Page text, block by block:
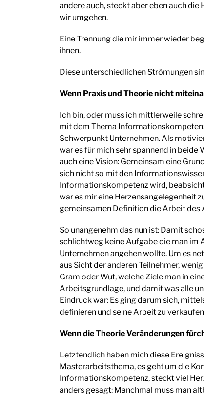
andere auch, steckt aber eben auch
wir umgehen.
Eine Trennung die mir immer wieder
ihnen.
Diese unterschiedlichen Strömungen
Wenn Praxis und Theorie nicht
Ich bin, oder muss ich mittlerweile
mit dem Thema
Schwerpunkt Unternehmen. Als
war es für mich sehr spannend in beide
auch eine Vision: Gemeinsam eine
sich nicht so mit den
Informationskompetenz wird,
war es mir eine Herzensangelegenheit
gemeinsamen Definition die Arbeit des
So unangenehm das nun ist: Damit
schlichtweg keine Aufgabe die man
Unternehmen angehen wollte. Um es
aus Sicht der anderen Teilnehmer,
Gram oder Wut, welche Ziele man in
Arbeitsgrundlage, und damit was alle
Eindruck war: Es ging darum sich,
definieren und seine Arbeit zu
Wenn die Theorie Veränderungen
Letztendlich haben mich diese
Masterarbeitsthema, es geht um die
Informationskompetenz, steckt viel
anders gesagt: Manchmal muss man